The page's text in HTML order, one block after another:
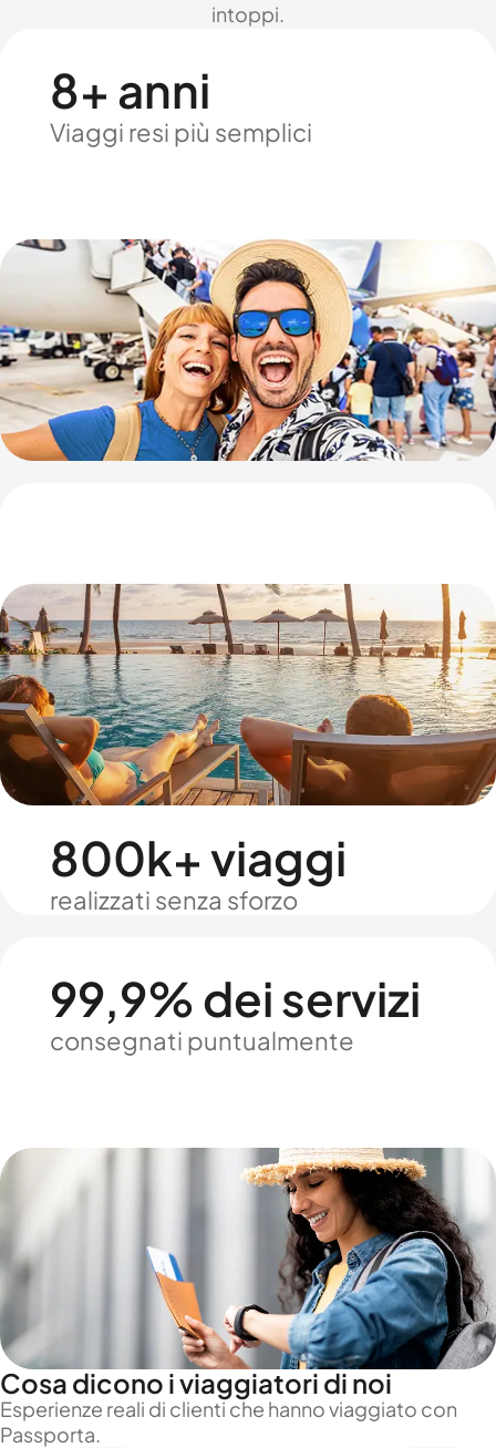
intoppi.
8+ anni
Viaggi resi più semplici
800k+ viaggi
realizzati senza sforzo
99,9% dei servizi
consegnati puntualmente
Cosa dicono i viaggiatori di noi
Esperienze reali di clienti che hanno viaggiato con
Passporta.